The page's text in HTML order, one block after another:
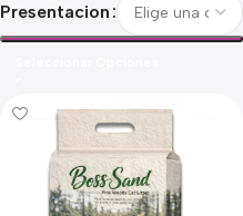
Presentacion